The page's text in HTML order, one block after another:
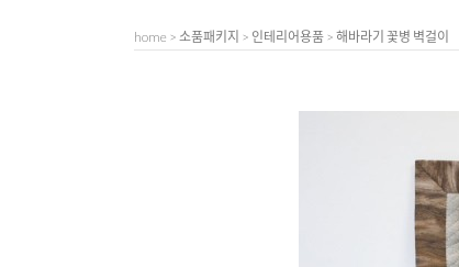
home > 소품패키지 > 인테리어용품 > 해바라기 꽃병 벽걸이